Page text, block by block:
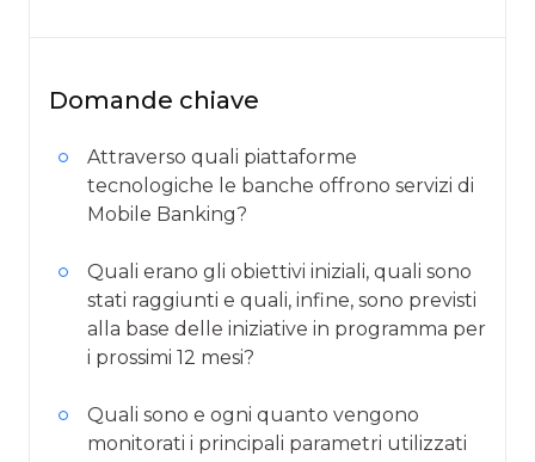
Domande chiave
Attraverso quali piattaforme
tecnologiche le banche offrono servizi di
Mobile Banking?
Quali erano gli obiettivi iniziali, quali sono
stati raggiunti e quali, infine, sono previsti
alla base delle iniziative in programma per
i prossimi 12 mesi?
Quali sono e ogni quanto vengono
monitorati i principali parametri utilizzati